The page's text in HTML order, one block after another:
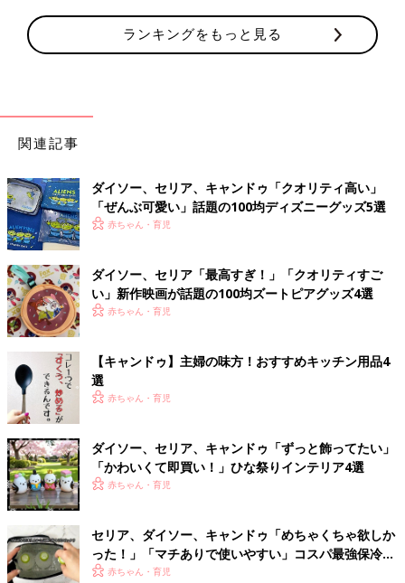
ランキングをもっと見る
関連記事
ダイソー、セリア、キャンドゥ「クオリティ高い」
「ぜんぶ可愛い」話題の100均ディズニーグッズ5選
赤ちゃん・育児
ダイソー、セリア「最高すぎ！」「クオリティすご
い」新作映画が話題の100均ズートピアグッズ4選
赤ちゃん・育児
【キャンドゥ】主婦の味方！おすすめキッチン用品4
選
赤ちゃん・育児
ダイソー、セリア、キャンドゥ「ずっと飾ってたい」
「かわいくて即買い！」ひな祭りインテリア4選
赤ちゃん・育児
セリア、ダイソー、キャンドゥ「めちゃくちゃ欲しか
った！」「マチありで使いやすい」コスパ最強保冷バ
ッグ4選
赤ちゃん・育児